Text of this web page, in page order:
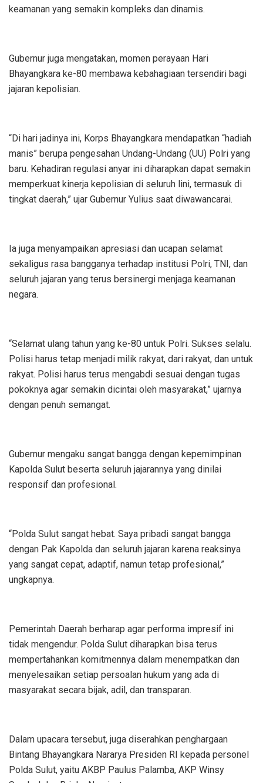
keamanan yang semakin kompleks dan dinamis.
Gubernur juga mengatakan, momen perayaan Hari
Bhayangkara ke-80 membawa kebahagiaan tersendiri bagi
jajaran kepolisian.
“Di hari jadinya ini, Korps Bhayangkara mendapatkan “hadiah
manis” berupa pengesahan Undang-Undang (UU) Polri yang
baru. Kehadiran regulasi anyar ini diharapkan dapat semakin
memperkuat kinerja kepolisian di seluruh lini, termasuk di
tingkat daerah,” ujar Gubernur Yulius saat diwawancarai.
Ia juga menyampaikan apresiasi dan ucapan selamat
sekaligus rasa bangganya terhadap institusi Polri, TNI, dan
seluruh jajaran yang terus bersinergi menjaga keamanan
negara.
“Selamat ulang tahun yang ke-80 untuk Polri. Sukses selalu.
Polisi harus tetap menjadi milik rakyat, dari rakyat, dan untuk
rakyat. Polisi harus terus mengabdi sesuai dengan tugas
pokoknya agar semakin dicintai oleh masyarakat,” ujarnya
dengan penuh semangat.
Gubernur mengaku sangat bangga dengan kepemimpinan
Kapolda Sulut beserta seluruh jajarannya yang dinilai
responsif dan profesional.
“Polda Sulut sangat hebat. Saya pribadi sangat bangga
dengan Pak Kapolda dan seluruh jajaran karena reaksinya
yang sangat cepat, adaptif, namun tetap profesional,”
ungkapnya.
Pemerintah Daerah berharap agar performa impresif ini
tidak mengendur. Polda Sulut diharapkan bisa terus
mempertahankan komitmennya dalam menempatkan dan
menyelesaikan setiap persoalan hukum yang ada di
masyarakat secara bijak, adil, dan transparan.
Dalam upacara tersebut, juga diserahkan penghargaan
Bintang Bhayangkara Nararya Presiden RI kepada personel
Polda Sulut, yaitu AKBP Paulus Palamba, AKP Winsy